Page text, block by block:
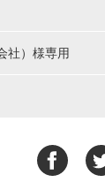
社）様専用